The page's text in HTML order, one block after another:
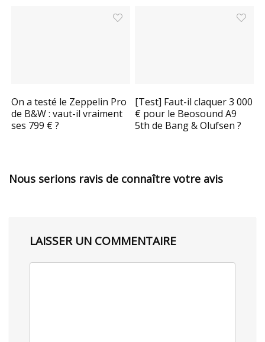
On a testé le Zeppelin Pro
de B&W : vaut-il vraiment
ses 799 € ?
[Test] Faut-il claquer 3 000
€ pour le Beosound A9
5th de Bang & Olufsen ?
Nous serions ravis de connaître votre avis
LAISSER UN COMMENTAIRE